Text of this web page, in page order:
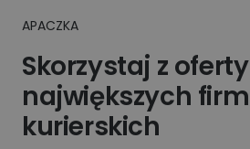
APACZKA
Skorzystaj z oferty
największych firm
kurierskich